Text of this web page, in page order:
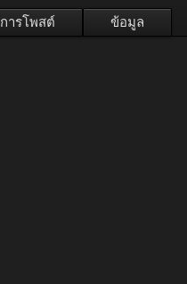
การโพสต์ ข้อมูล